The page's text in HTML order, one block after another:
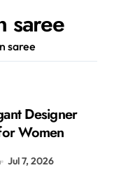
saree
saree
Designer
Women
Jul 7, 2026